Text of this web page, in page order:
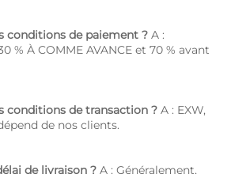
conditions de paiement ? A :
% À COMME AVANCE et 70 % avant
conditions de transaction ? A : EXW,
de nos clients.
de livraison ? A : Généralement,